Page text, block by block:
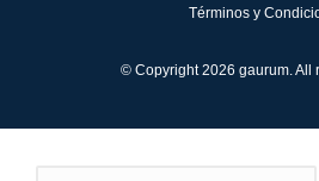
© Copyright 2026 gaurum. All
Términos y